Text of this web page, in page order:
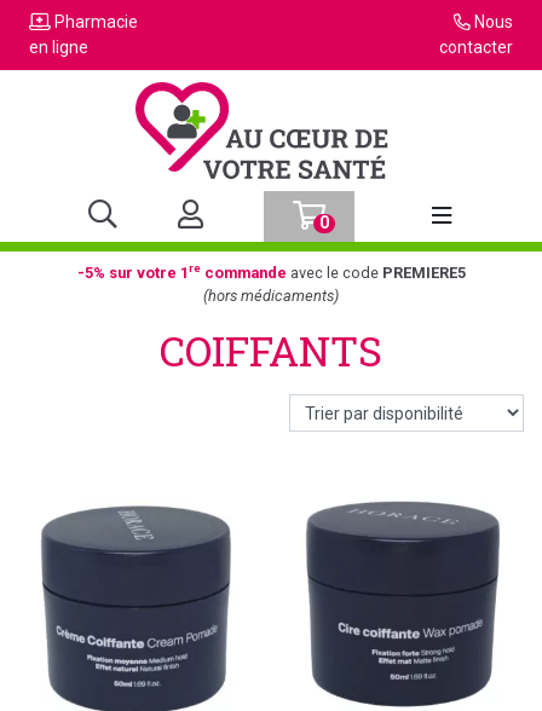
Pharmacie
en ligne
Nous
contacter
0
Afficher la
-5% sur votre 1recommande avec le code PREMIERE5
(hors médicaments)
COIFFANTS